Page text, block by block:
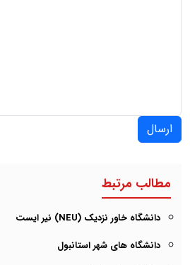
ارسال
مطالب مرتبط
دانشگاه خاور نزدیک (NEU) نیر ایست
دانشگاه های شهر استانبول